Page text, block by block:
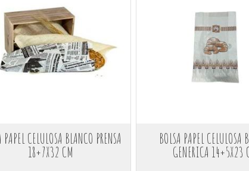
PAPEL CELULOSA BLANCO PRENSA
18+7X32 CM
BOLSA PAPEL CELULOSA
GENERICA 14+5X23